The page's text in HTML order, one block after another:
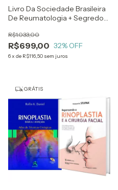
Livro Da Sociedade Brasileira
De Reumatologia + Segredos
R$699,00
R$1.033,00
32% OFF
6x de R$116,50 sem juros
GRÁTIS